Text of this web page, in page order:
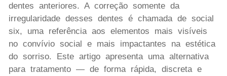
dentes anteriores. A correção somente da
irregularidade desses dentes é chamada de social
six, uma referência aos elementos mais visíveis
no convívio social e mais impactantes na estética
do sorriso. Este artigo apresenta uma alternativa
para tratamento — de forma rápida, discreta e